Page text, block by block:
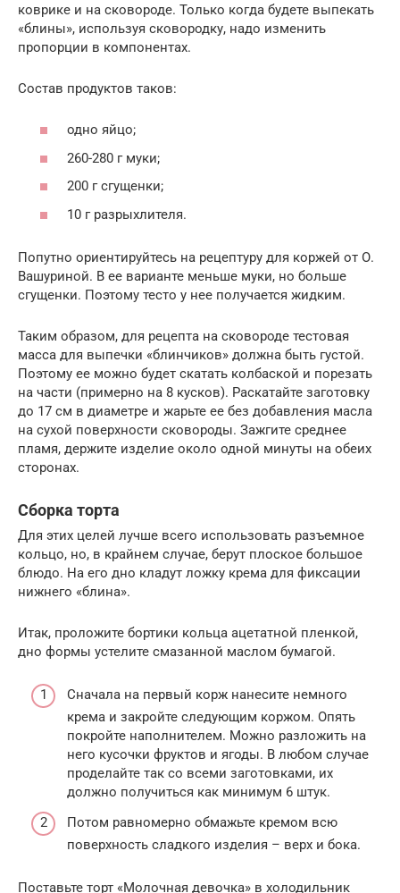
коврике и на сковороде. Только когда будете выпекать
«блины», используя сковородку, надо изменить
пропорции в компонентах.
Состав продуктов таков:
одно яйцо;
260-280 г муки;
200 г сгущенки;
10 г разрыхлителя.
Попутно ориентируйтесь на рецептуру для коржей от О.
Вашуриной. В ее варианте меньше муки, но больше
сгущенки. Поэтому тесто у нее получается жидким.
Таким образом, для рецепта на сковороде тестовая
масса для выпечки «блинчиков» должна быть густой.
Поэтому ее можно будет скатать колбаской и порезать
на части (примерно на 8 кусков). Раскатайте заготовку
до 17 см в диаметре и жарьте ее без добавления масла
на сухой поверхности сковороды. Зажгите среднее
пламя, держите изделие около одной минуты на обеих
сторонах.
Сборка торта
Для этих целей лучше всего использовать разъемное
кольцо, но, в крайнем случае, берут плоское большое
блюдо. На его дно кладут ложку крема для фиксации
нижнего «блина».
Итак, проложите бортики кольца ацетатной пленкой,
дно формы устелите смазанной маслом бумагой.
Сначала на первый корж нанесите немного
крема и закройте следующим коржом. Опять
покройте наполнителем. Можно разложить на
него кусочки фруктов и ягоды. В любом случае
проделайте так со всеми заготовками, их
должно получиться как минимум 6 штук.
Потом равномерно обмажьте кремом всю
поверхность сладкого изделия – верх и бока.
Поставьте торт «Молочная девочка» в холодильник